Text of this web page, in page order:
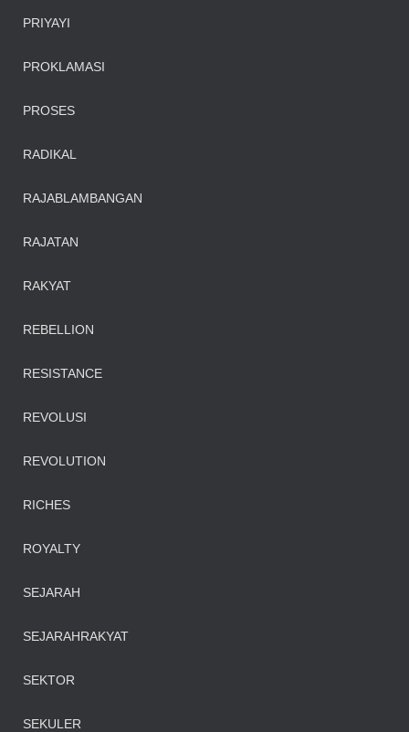
PRIYAYI
PROKLAMASI
PROSES
RADIKAL
RAJABLAMBANGAN
RAJATAN
RAKYAT
REBELLION
RESISTANCE
REVOLUSI
REVOLUTION
RICHES
ROYALTY
SEJARAH
SEJARAHRAKYAT
SEKTOR
SEKULER